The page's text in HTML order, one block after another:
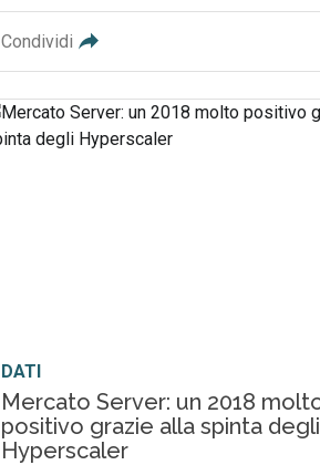
Condividi
DATI
Mercato Server: un 2018
positivo grazie alla spinta degli
Hyperscaler